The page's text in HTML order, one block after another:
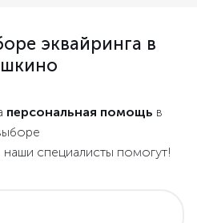
эквайринга в
персональная помощь в
специалисты помогут!